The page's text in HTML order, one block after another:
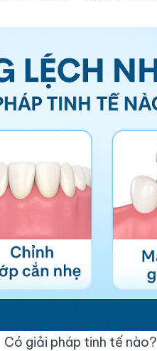
Có giải pháp tinh tế nào?